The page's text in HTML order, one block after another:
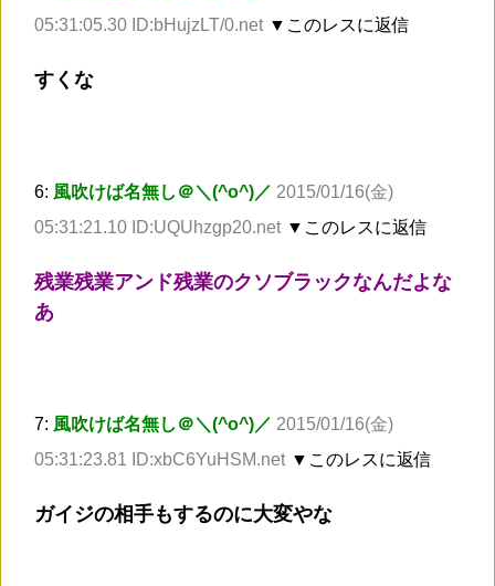
05:31:05.30 ID:bHujzLT/0.net ▼このレスに返信
すくな
6: 風吹けば名無し＠＼(^o^)／ 2015/01/16(金)
05:31:21.10 ID:UQUhzgp20.net ▼このレスに返信
残業残業アンド残業のクソブラックなんだよな
あ
7: 風吹けば名無し＠＼(^o^)／ 2015/01/16(金)
05:31:23.81 ID:xbC6YuHSM.net ▼このレスに返信
ガイジの相手もするのに大変やな